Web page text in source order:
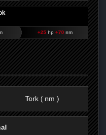
+25hp +70 nm
Tork ( nm )